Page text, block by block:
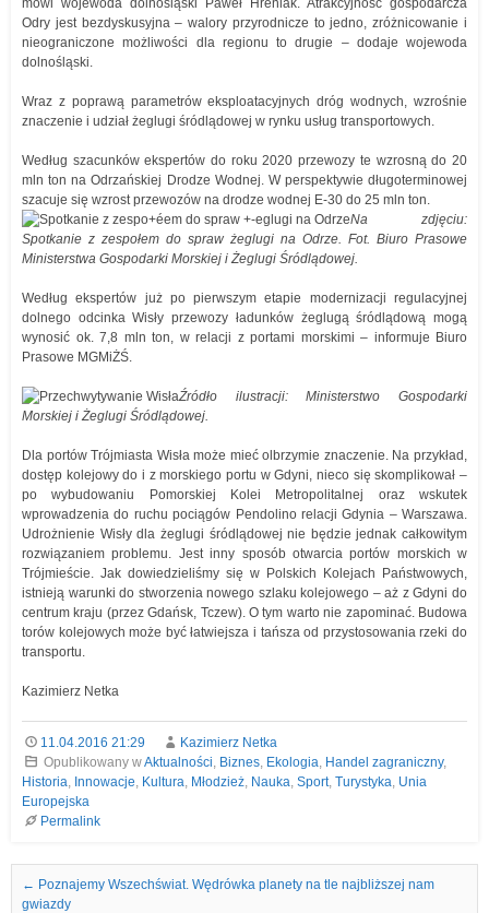
mówi wojewoda dolnośląski Paweł Hreniak. Atrakcyjność gospodarcza
Odry jest bezdyskusyjna – walory przyrodnicze to jedno, zróżnicowanie i
nieograniczone możliwości dla regionu to drugie – dodaje wojewoda
dolnośląski.
Wraz z poprawą parametrów eksploatacyjnych dróg wodnych, wzrośnie
znaczenie i udział żeglugi śródlądowej w rynku usług transportowych.
Według szacunków ekspertów do roku 2020 przewozy te wzrosną do 20
mln ton na Odrzańskiej Drodze Wodnej. W perspektywie długoterminowej
szacuje się wzrost przewozów na drodze wodnej E-30 do 25 mln ton.
Na zdjęciu:
Spotkanie z zespołem do spraw żeglugi na Odrze. Fot. Biuro Prasowe
Ministerstwa Gospodarki Morskiej i Żeglugi Śródlądowej.
Według ekspertów już po pierwszym etapie modernizacji regulacyjnej
dolnego odcinka Wisły przewozy ładunków żeglugą śródlądową mogą
wynosić ok. 7,8 mln ton, w relacji z portami morskimi – informuje Biuro
Prasowe MGMiŻŚ.
Źródło ilustracji: Ministerstwo Gospodarki
Morskiej i Żeglugi Śródlądowej.
Dla portów Trójmiasta Wisła może mieć olbrzymie znaczenie. Na przykład,
dostęp kolejowy do i z morskiego portu w Gdyni, nieco się skomplikował –
po wybudowaniu Pomorskiej Kolei Metropolitalnej oraz wskutek
wprowadzenia do ruchu pociągów Pendolino relacji Gdynia – Warszawa.
Udrożnienie Wisły dla żeglugi śródlądowej nie będzie jednak całkowitym
rozwiązaniem problemu. Jest inny sposób otwarcia portów morskich w
Trójmieście. Jak dowiedzieliśmy się w Polskich Kolejach Państwowych,
istnieją warunki do stworzenia nowego szlaku kolejowego – aż z Gdyni do
centrum kraju (przez Gdańsk, Tczew). O tym warto nie zapominać. Budowa
torów kolejowych może być łatwiejsza i tańsza od przystosowania rzeki do
transportu.
Kazimierz Netka
11.04.2016 21:29
Kazimierz Netka
Opublikowany wAktualności, Biznes, Ekologia, Handel zagraniczny,
Historia, Innowacje, Kultura, Młodzież, Nauka, Sport, Turystyka, Unia
Europejska
Permalink
Nawigacja we wpisach
← Poznajemy Wszechświat. Wędrówka planety na tle najbliższej nam
gwiazdy